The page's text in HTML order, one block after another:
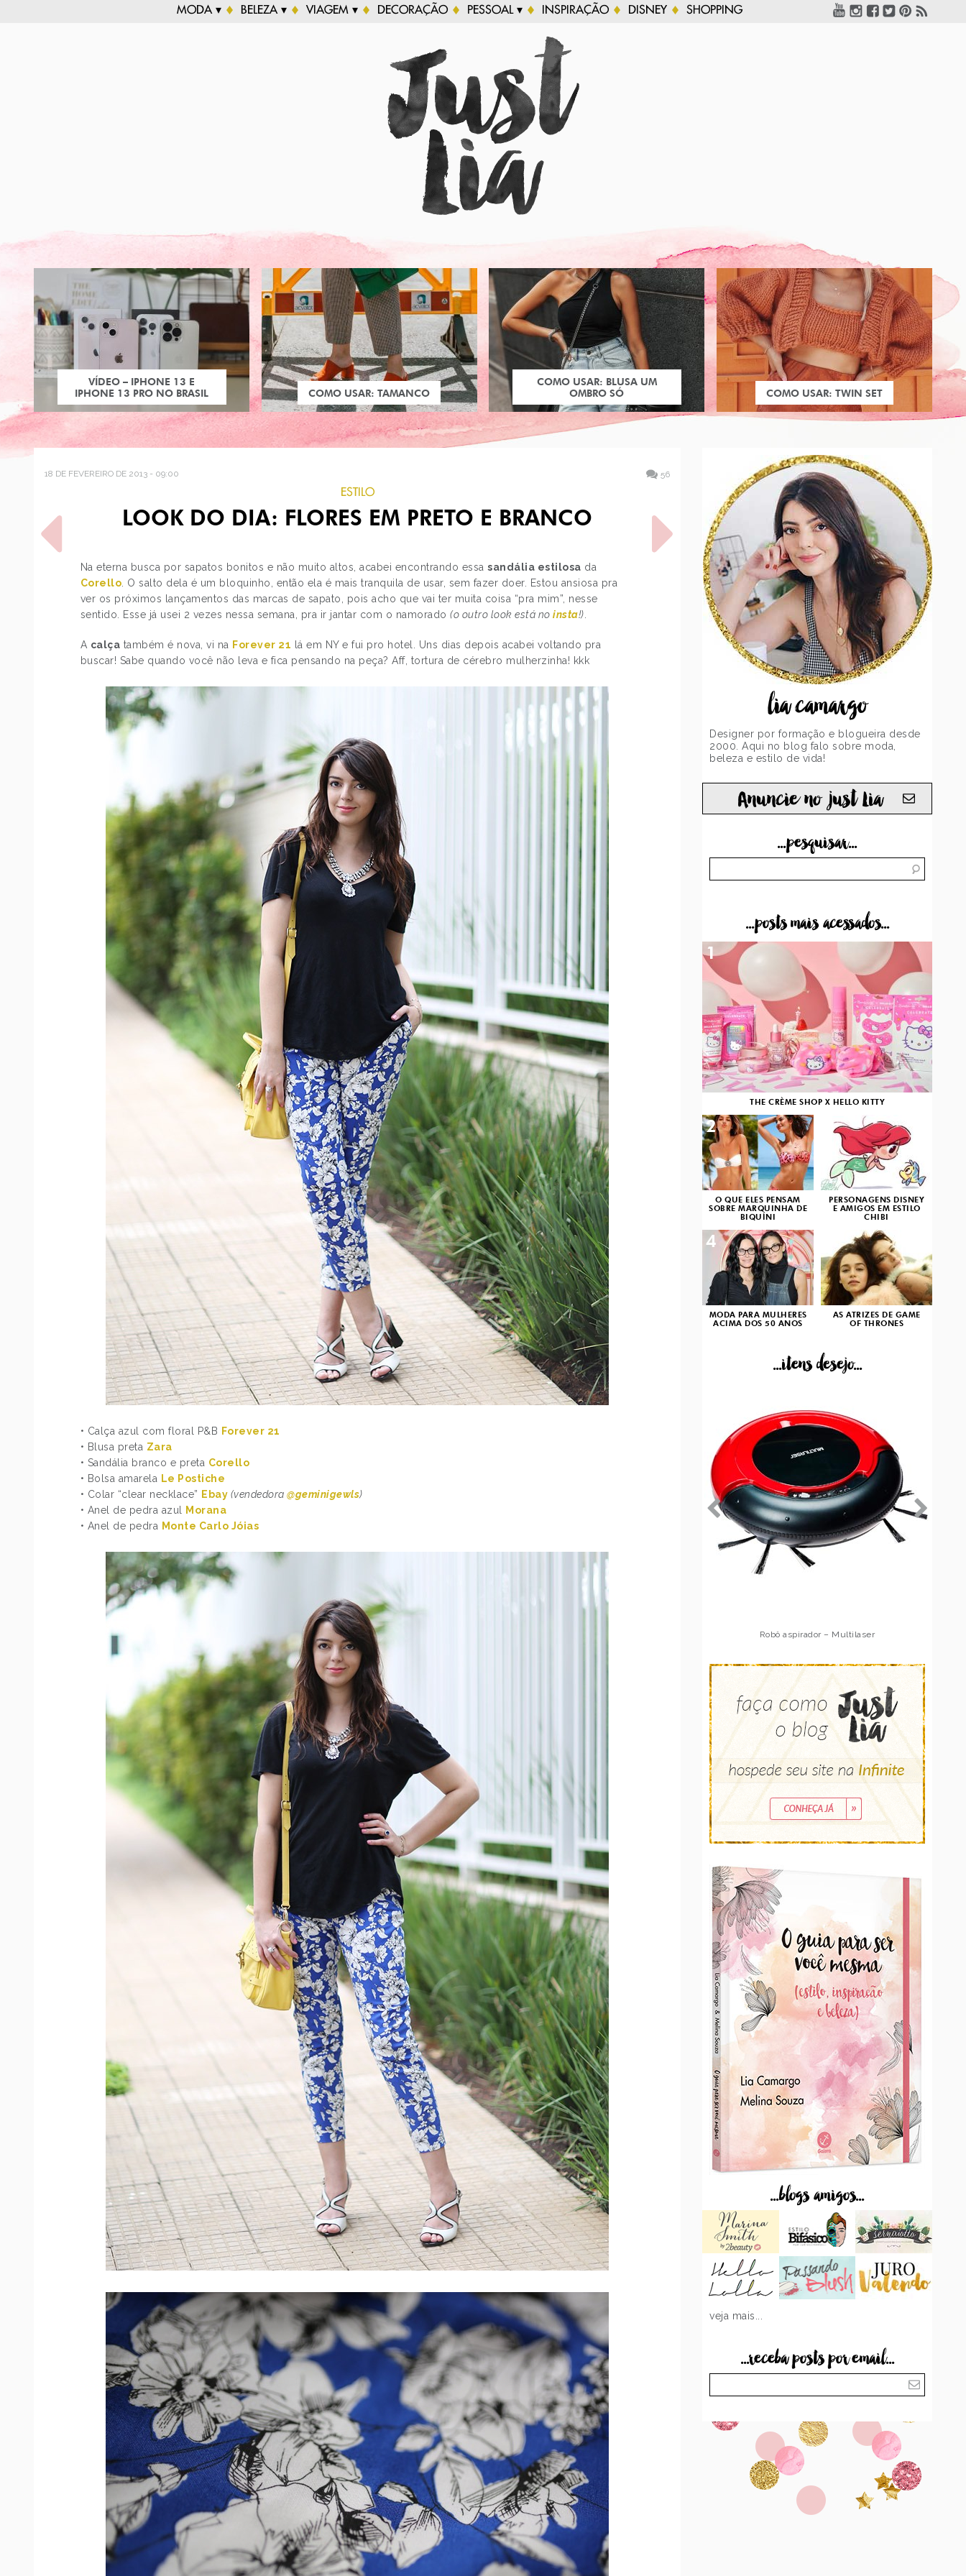
MODA ▾ BELEZA ▾ VIAGEM ▾ DECORAÇÃO PESSOAL ▾ INSPIRAÇÃO DISNEY SHOPPING
VÍDEO – IPHONE 13 E
IPHONE 13 PRO NO BRASIL
COMO USAR: TAMANCO
COMO USAR: BLUSA UM
OMBRO SÓ
COMO USAR: TWIN SET
18 DE FEVEREIRO DE 2013 - 09:00 56
ESTILO
LOOK DO DIA: FLORES EM PRETO E BRANCO
Na eterna busca por sapatos bonitos e não muito altos, acabei encontrando essasandália estilosa da
Corello . O salto dela é um bloquinho, então ela é mais tranquila de usar, sem fazer doer. Estou ansiosa pra
ver os próximos lançamentos das marcas de sapato, pois acho que vai ter muita coisa “pra mim”, nesse
sentido. Esse já usei 2 vezes nessa semana, pra ir jantar com o namorado(o outro look está noinsta!)
A calça também é nova, vi na Forever 21 lá em NY e fui pro hotel. Uns dias depois acabei voltando pra
buscar! Sabe quando você não leva e fica pensando na peça? Aff, tortura de cérebro mulherzinha! kkk
• Calça azul com floral P&B Forever 21
• Blusa preta Zara
• Sandália branco e preta Corello
• Bolsa amarela Le Postiche
• Colar “clear necklace” Ebay (vendedora@geminigewls)
• Anel de pedra azul
Morana
• Anel de pedra Monte Carlo Jóias
POST ANTERIOR
CAPINHAS DE IPHONE DAS
PRÓXIMO POST
NYFW - A MAQUIAGEM
lia camargo
Designer por formação e blogueira desde
2000. Aqui no blog falo sobre moda,
beleza e estilo de vida!
Anuncie no just Lia
...pesquisar...
...posts mais acessados...
THE CRÈME SHOP X HELLO KITTY
1
O QUE ELES PENSAM
SOBRE MARQUINHA DE
BIQUÍNI
2
PERSONAGENS DISNEY
E AMIGOS EM ESTILO
CHIBI
3
MODA PARA MULHERES
ACIMA DOS 50 ANOS
4
AS ATRIZES DE GAME
OF THRONES
...itens desejo...
Robô aspirador – Multilaser
...blogs amigos...
veja mais...
...receba posts por email...